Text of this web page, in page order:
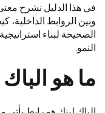
وبين الروابط الداخلية،
الصحيحة لبناء
النمو.
ما هو